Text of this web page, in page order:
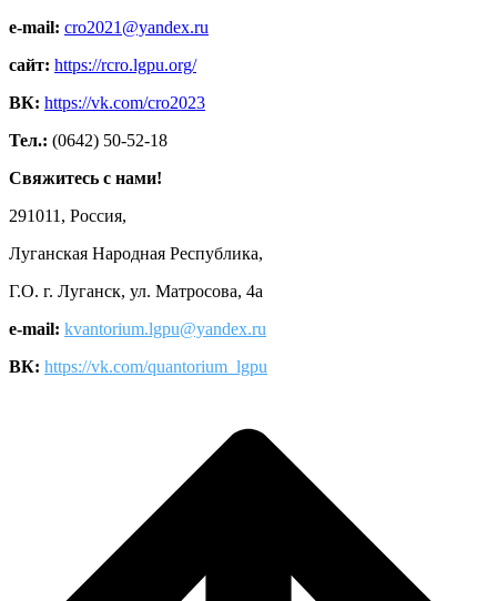
e-mail: cro2021@yandex.ru
сайт: https://rcro.lgpu.org/
ВК: https://vk.com/cro2023
Тел.: (0642) 50-52-18
Свяжитесь с нами!
291011, Россия,
Луганская Народная Республика,
Г.О. г. Луганск, ул. Матросова, 4а
e-mail: kvantorium.lgpu@yandex.ru
ВК: https://vk.com/quantorium_lgpu